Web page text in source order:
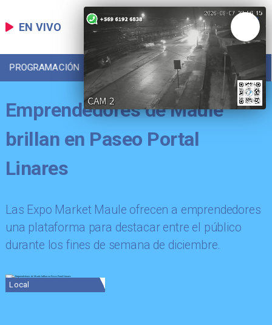
EN VIVO
PROGRAMACIÓN LOCAL DEPORTES
Emprendedores de Maule
brillan en Paseo Portal
Linares
Las Expo Market Maule ofrecen a emprendedores
una plataforma para destacar entre el público
durante los fines de semana de diciembre.
Local